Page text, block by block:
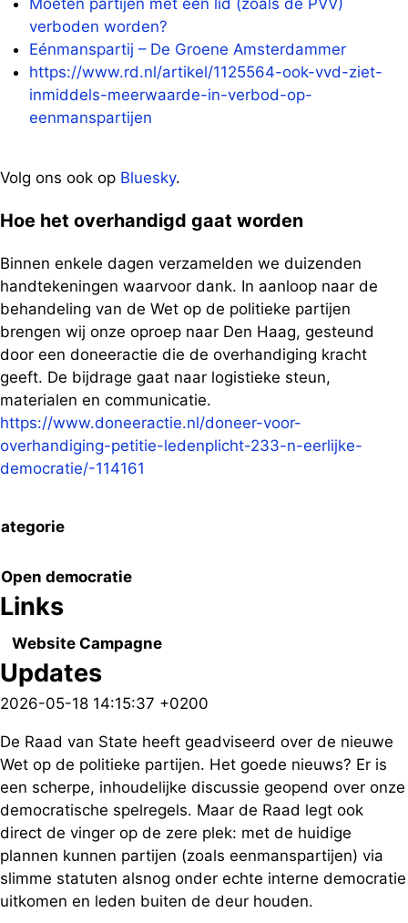
verboden worden?
Eénmanspartij – De Groene Amsterdammer
https://www.rd.nl/artikel/1125564-ook-vvd-ziet-
inmiddels-meerwaarde-in-verbod-op-
eenmanspartijen
Volg ons ook op Bluesky.
Hoe het overhandigd gaat worden
Binnen enkele dagen verzamelden we duizenden
handtekeningen waarvoor dank. In aanloop naar de
behandeling van de Wet op de politieke partijen
brengen wij onze oproep naar Den Haag, gesteund
door een doneeractie die de overhandiging kracht
geeft. De bijdrage gaat naar logistieke steun,
materialen en communicatie.
https://www.doneeractie.nl/doneer-voor-
overhandiging-petitie-ledenplicht-233-n-eerlijke-
democratie/-114161
Open democratie
Links
Website Campagne
Updates
2026-05-18 14:15:37 +0200
De Raad van State heeft geadviseerd over de nieuwe
Wet op de politieke partijen. Het goede nieuws? Er is
een scherpe, inhoudelijke discussie geopend over onze
democratische spelregels. Maar de Raad legt ook
direct de vinger op de zere plek: met de huidige
plannen kunnen partijen (zoals eenmanspartijen) via
slimme statuten alsnog onder echte interne democratie
uitkomen en leden buiten de deur houden.